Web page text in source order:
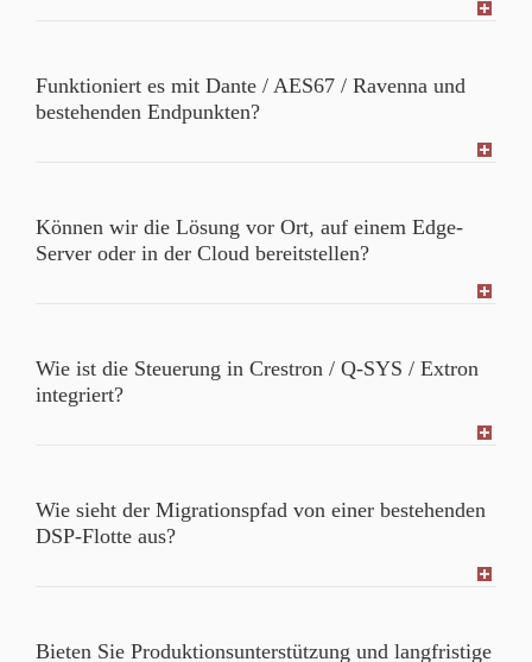
Funktioniert es mit Dante / AES67 / Ravenna und
bestehenden Endpunkten?
Können wir die Lösung vor Ort, auf einem Edge-
Server oder in der Cloud bereitstellen?
Wie ist die Steuerung in Crestron / Q-SYS / Extron
integriert?
Wie sieht der Migrationspfad von einer bestehenden
DSP-Flotte aus?
Bieten Sie Produktionsunterstützung und langfristige